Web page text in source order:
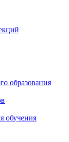
образования
обучения